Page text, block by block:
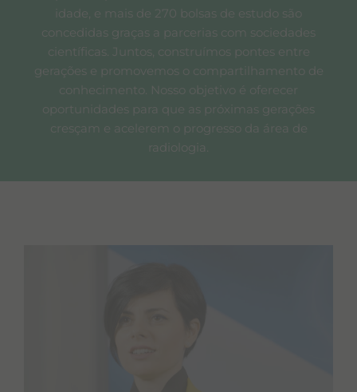
idade, e mais de 270 bolsas de estudo são
concedidas graças a parcerias com sociedades
científicas. Juntos, construímos pontes entre
gerações e promovemos o compartilhamento de
conhecimento. Nosso objetivo é oferecer
oportunidades para que as próximas gerações
cresçam e acelerem o progresso da área de
radiologia.